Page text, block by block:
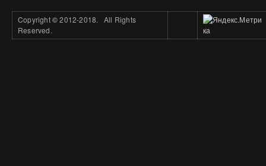
Copyright©2012-2018. All Rights
Reserved.